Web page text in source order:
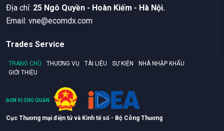
Ðịa chỉ: 25 Ngô Quyền - Hoàn Kiếm - Hà Nội.
Email: vne@ecomdx.com
Trades Service
TRANG CHỦ THƯƠNG VỤ TÀI LIỆU SỰ KIỆN
NHÀ NHẬP KHẨU
GIỚI THIỆU
ĐƠN VỊ CHỦ QUẢN
Cục Thương mại điện tử và Kinh tế số - Bộ Công Thương